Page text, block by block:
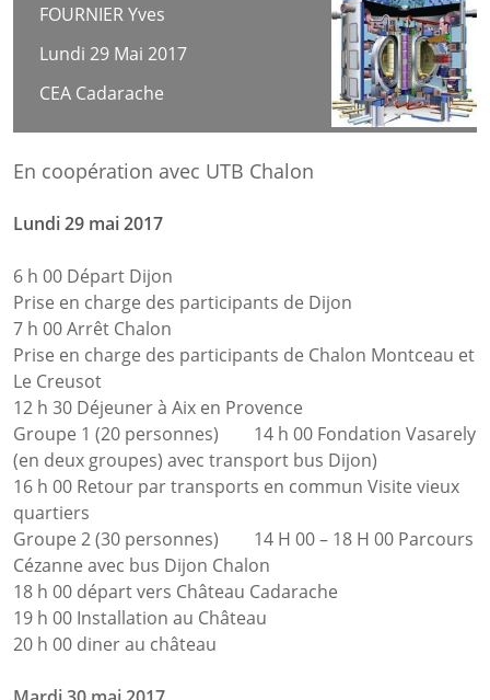
FOURNIER Yves
Lundi 29 Mai 2017
CEA Cadarache
En coopération avec UTB Chalon
Lundi 29 mai 2017
6 h 00 Départ Dijon
Prise en charge des participants de Dijon
7 h 00 Arrêt Chalon
Prise en charge des participants de Chalon Montceau et
Le Creusot
12 h 30 Déjeuner à Aix en Provence
Groupe 1 (20 personnes) 14 h 00 Fondation Vasarely
(en deux groupes) avec transport bus Dijon)
16 h 00 Retour par transports en commun Visite vieux
quartiers
Groupe 2 (30 personnes) 14 H 00 – 18 H 00 Parcours
Cézanne avec bus Dijon Chalon
18 h 00 départ vers Château Cadarache
19 h 00 Installation au Château
20 h 00 diner au château